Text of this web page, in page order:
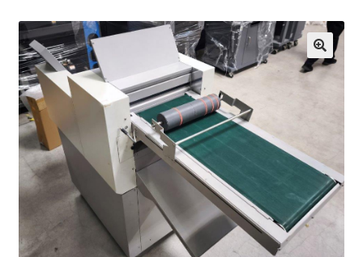
रिफंड और रिटर्न नीति